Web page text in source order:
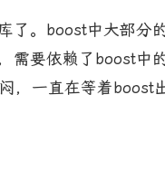
。boost中大部分
要依赖了boost中
一直在等着boost